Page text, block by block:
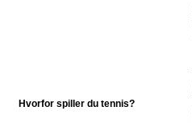
Hvorfor spiller du tennis?